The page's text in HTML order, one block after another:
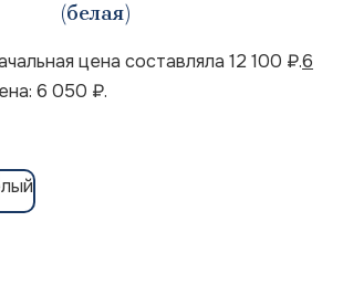
(белая)
цена составляла 12 100 ₽.6
6 050 ₽.